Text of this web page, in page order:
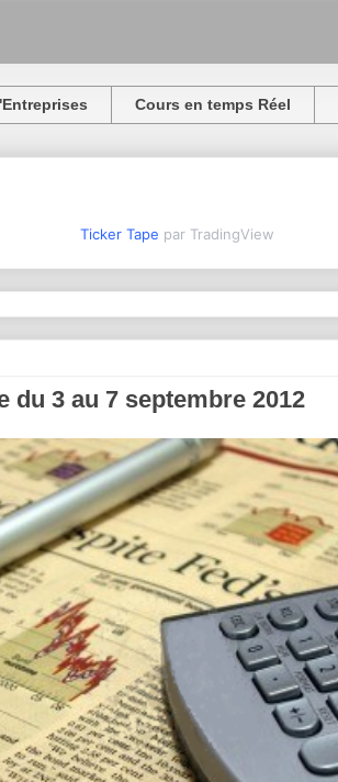
Cours en temps Réel
Ticker Tape par TradingView
du 3 au 7 septembre 2012